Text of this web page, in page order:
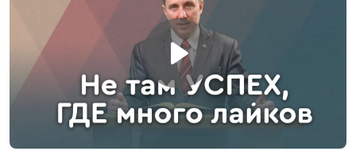
Сила добрых дел
Андрей Качалаба,
священнослужитель
Стыдно ли быть
верующим?
Андрей Качалаба,
священнослужитель
Горе, беда и слёзы:
почему люди плачут?
Андрей Качалаба,
священнослужитель